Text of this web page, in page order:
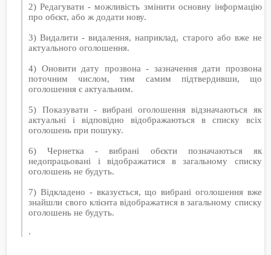
2) Редагувати - можливість змінити основну інформацію
про обєкт, або ж додати нову.
3) Видалити - видалення, наприклад, старого або вже не
актуального оголошення.
4) Оновити дату прозвона - зазначення дати прозвона
поточним числом, тим самим підтвердивши, що
оголошення є актуальним.
5) Показувати - вибрані оголошення відзначаються як
актуальні і відповідно відображаються в списку всіх
оголошень при пошуку.
6) Чернетка - вибрані обєкти позначаються як
недопрацьовані і відображатися в загальному списку
оголошень не будуть.
7) Відкладено - вказується, що вибрані оголошення вже
знайшли свого клієнта відображатися в загальному списку
оголошень не будуть.
.